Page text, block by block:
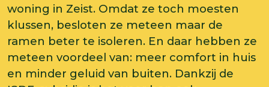
woning in Zeist. Omdat ze toch moesten
klussen, besloten ze meteen maar de
ramen beter te isoleren. En daar hebben ze
meteen voordeel van: meer comfort in huis
en minder geluid van buiten. Dankzij de